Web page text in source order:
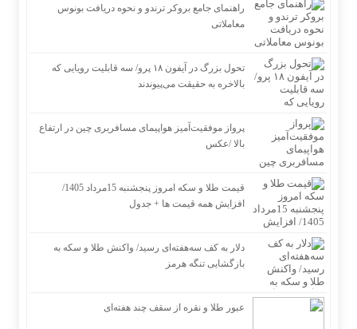
راهنمای جامع بروکر ترندو و نحوه دریافت بونوس
معاملاتی
تحول بزرگ در آیفون ۱۸ پرو/ سه قابلیت رویایی که
بالاخره به حقیقت می‌پیوندند
پرواز موفقیت‌آمیز هواپیمای مسافربری چین در ارتفاع
بالا /عکس
قیمت طلا و سکه امروز پنجشنبه 15مرداد 1405/
افزایش همه قیمت ها + جدول
دلار به کف سه‌هفته‌ای رسید/ واکنش طلا و سکه به
بازگشایی تنگه هرمز
عبور طلا و نقره از سقف چند هفته‌ای